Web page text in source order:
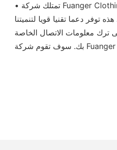
• تمتلك شركة Fuanger Clothing فريقًا فنيًا قويًا يعمل في مجال الابتكار المستقل. وفي الوقت نفسه ، نحن نعزز بنشاط التعاون مع معاهد البحوث المحلية. نحن نوظف خبراء معروفين في الصناعة
ترك معلومات الاتصال الخاصة